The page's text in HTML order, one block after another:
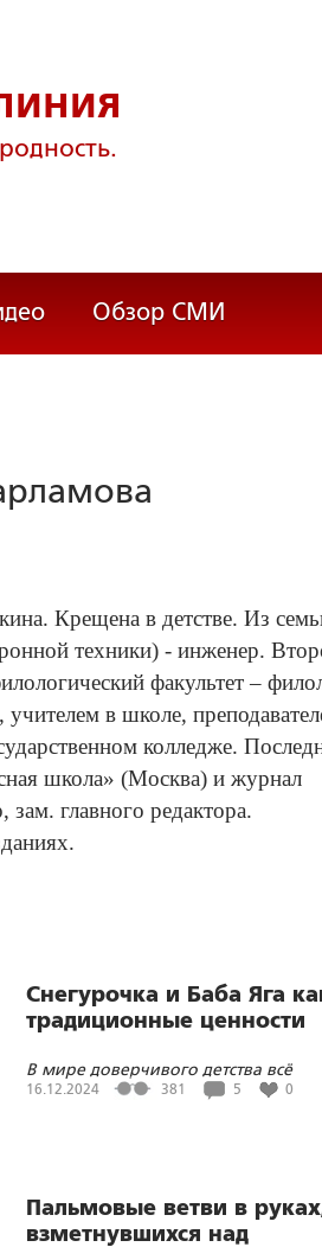
Обзор СМИ
Крещена в детстве. Из
техники) - инженер.
факультет –
в школе,
колледже.
школа» (Москва) и журнал
главного редактора.
Снегурочка и Баба Яга
традиционные ценности
В мире доверчивого детства всё
должно быть без завихрений, без
16.12.2024 381 5 0
Пальмовые ветви в
взметнувшихся над